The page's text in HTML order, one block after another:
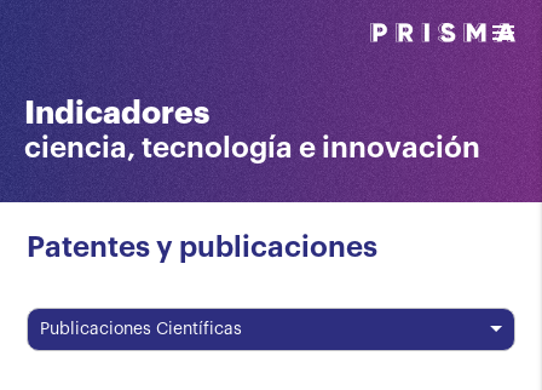
menu
Indicadores
ciencia, tecnología e innovación
Patentes y publicaciones
Publicaciones Científicas